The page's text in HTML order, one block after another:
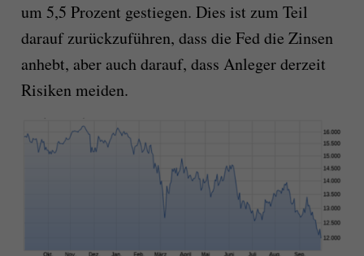
um 5,5 Prozent gestiegen. Dies ist zum Teil
darauf zurückzuführen, dass die Fed die Zinsen
anhebt, aber auch darauf, dass Anleger derzeit
Risiken meiden.